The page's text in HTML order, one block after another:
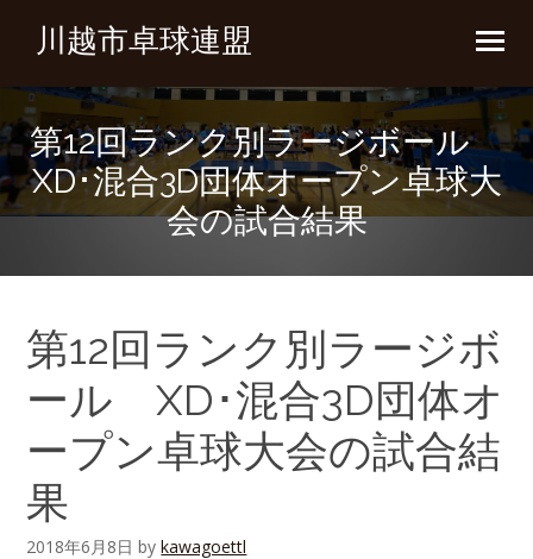
川越市卓球連盟
第12回ランク別ラージボール
XD･混合3D団体オープン卓球大
会の試合結果
第12回ランク別ラージボ
ール XD･混合3D団体オ
ープン卓球大会の試合結
果
2018年6月8日 bykawagoettl